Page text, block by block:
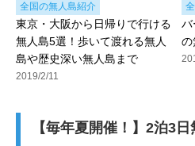
全国の無人島紹介
東京・大阪から日帰りで行ける
無人島5選！歩いて渡れる無人
島や歴史深い無人島まで
2019/2/11
バ
の
【毎年夏開催！】2泊3